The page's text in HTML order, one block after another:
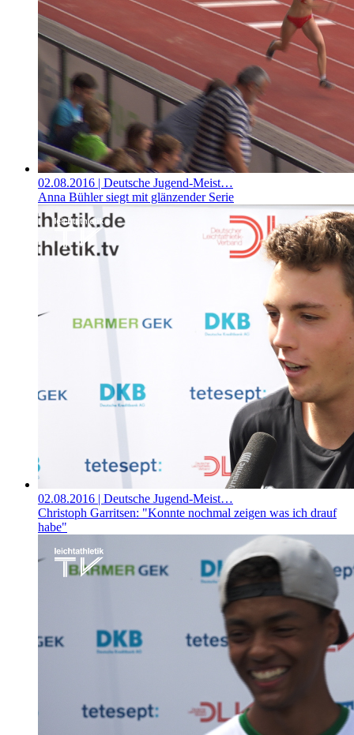
02.08.2016 | Deutsche Jugend-Meist…
Anna Bühler siegt mit glänzender Serie
02.08.2016 | Deutsche Jugend-Meist…
Christoph Garritsen: "Konnte nochmal zeigen was ich drauf
habe"